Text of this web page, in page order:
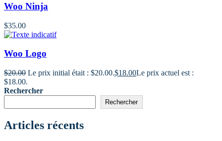
Woo Ninja
$35.00
Woo Logo
$20.00 Le prix initial était : $20.00.$18.00Le prix actuel est :
$18.00.
Rechercher
Rechercher
Articles récents